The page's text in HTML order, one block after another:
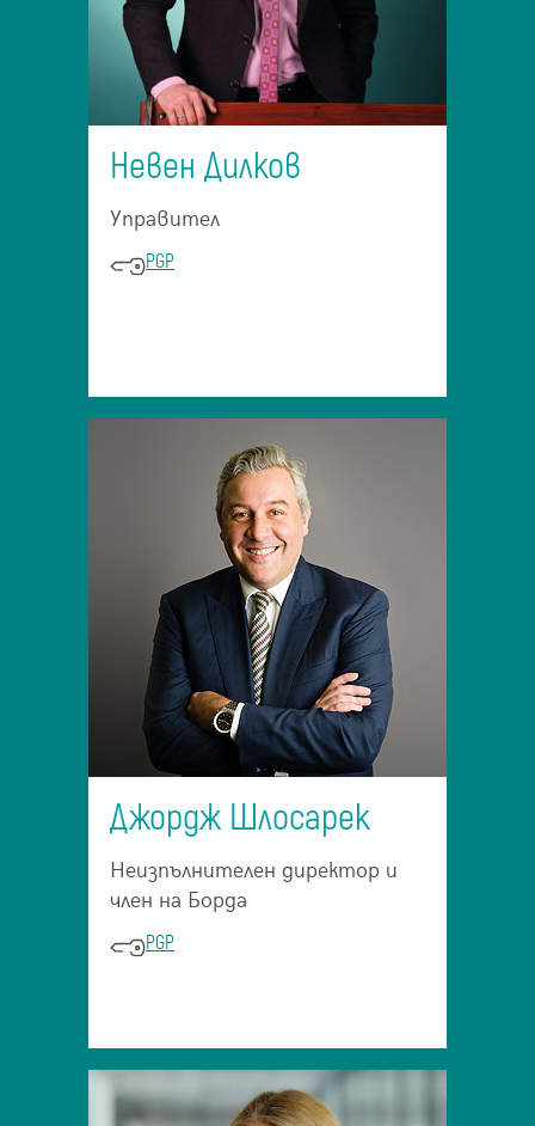
Невен Дилков
Управител
PGP
Джордж Шлосарек
Неизпълнителен директор и
член на Борда
PGP